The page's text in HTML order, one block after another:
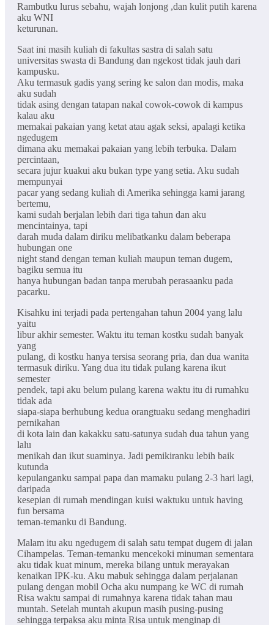
Rambutku lurus sebahu, wajah lonjong ,dan kulit putih karena
aku WNI
keturunan.
Saat ini masih kuliah di fakultas sastra di salah satu
universitas swasta di Bandung dan ngekost tidak jauh dari
kampusku.
Aku termasuk gadis yang sering ke salon dan modis, maka
aku sudah
tidak asing dengan tatapan nakal cowok-cowok di kampus
kalau aku
memakai pakaian yang ketat atau agak seksi, apalagi ketika
ngedugem
dimana aku memakai pakaian yang lebih terbuka. Dalam
percintaan,
secara jujur kuakui aku bukan type yang setia. Aku sudah
mempunyai
pacar yang sedang kuliah di Amerika sehingga kami jarang
bertemu,
kami sudah berjalan lebih dari tiga tahun dan aku
mencintainya, tapi
darah muda dalam diriku melibatkanku dalam beberapa
hubungan one
night stand dengan teman kuliah maupun teman dugem,
bagiku semua itu
hanya hubungan badan tanpa merubah perasaanku pada
pacarku.
Kisahku ini terjadi pada pertengahan tahun 2004 yang lalu
yaitu
libur akhir semester. Waktu itu teman kostku sudah banyak
yang
pulang, di kostku hanya tersisa seorang pria, dan dua wanita
termasuk diriku. Yang dua itu tidak pulang karena ikut
semester
pendek, tapi aku belum pulang karena waktu itu di rumahku
tidak ada
siapa-siapa berhubung kedua orangtuaku sedang menghadiri
pernikahan
di kota lain dan kakakku satu-satunya sudah dua tahun yang
lalu
menikah dan ikut suaminya. Jadi pemikiranku lebih baik
kutunda
kepulanganku sampai papa dan mamaku pulang 2-3 hari lagi,
daripada
kesepian di rumah mendingan kuisi waktuku untuk having
fun bersama
teman-temanku di Bandung.
Malam itu aku ngedugem di salah satu tempat dugem di jalan
Cihampelas. Teman-temanku mencekoki minuman sementara
aku tidak kuat minum, mereka bilang untuk merayakan
kenaikan IPK-ku. Aku mabuk sehingga dalam perjalanan
pulang dengan mobil Ocha aku numpang ke WC di rumah
Risa waktu sampai di rumahnya karena tidak tahan mau
muntah. Setelah muntah akupun masih pusing-pusing
sehingga terpaksa aku minta Risa untuk menginap di